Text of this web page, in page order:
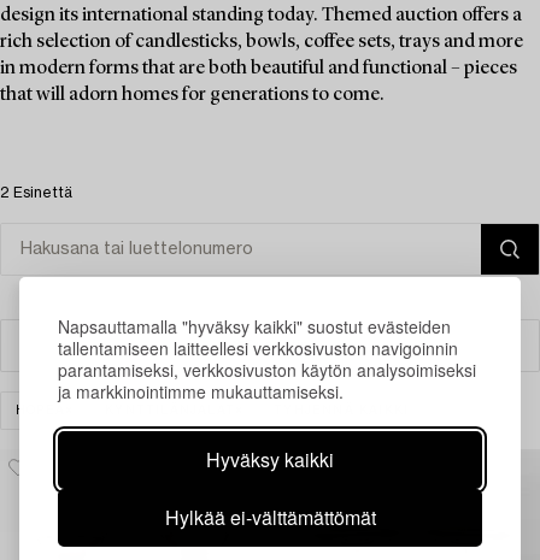
Napsauttamalla "hyväksy kaikki" suostut evästeiden
tallentamiseen laitteellesi verkkosivuston navigoinnin
parantamiseksi, verkkosivuston käytön analysoimiseksi
ja markkinointimme mukauttamiseksi.
Hyväksy kaikki
Hylkää ei-välttämättömät
design its international standing today. Themed auction offers a
rich selection of candlesticks, bowls, coffee sets, trays and more
in modern forms that are both beautiful and functional – pieces
that will adorn homes for generations to come.
2 Esinettä
Suodatin
HOPEA